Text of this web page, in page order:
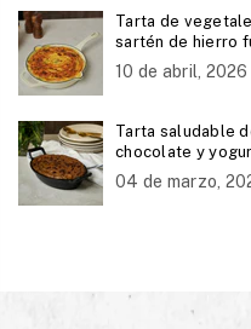
Tarta de
sartén de hierro
10 de abril, 2026
Tarta saludable
chocolate y
04 de marzo,